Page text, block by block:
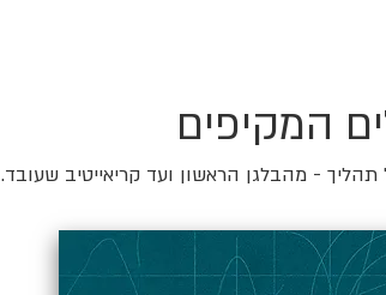
המקיפים
- מהבלגן הראשון ועד קריאייטיב שעובד.